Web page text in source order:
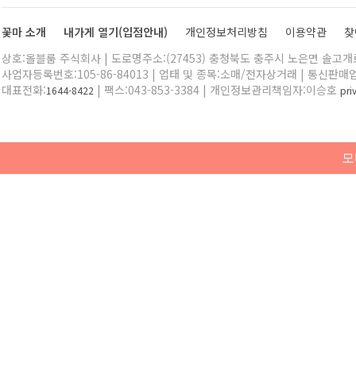
꽃마 소개 내가게 열기(입점안내) 개인정보처리방침 이용약관
상호:올블룸 주식회사 | 도로명주소:(27453) 충청북도 충주시 노은면 솔고
사업자등록번호:105-86-84013 | 업태 및 종목:소매/전자상거래 | 통신판매
대표전화:1644-8422 | 팩스:043-853-3384 | 개인정보관리책임자:이승호